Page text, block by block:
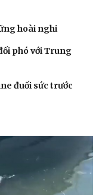
hoài nghi
phó với Trung
đuối sức trước